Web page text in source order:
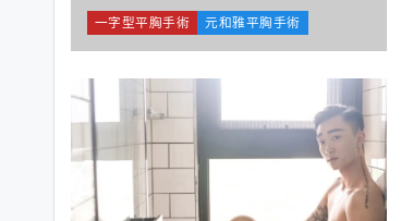
一字型平胸手術 元和雅平胸手術